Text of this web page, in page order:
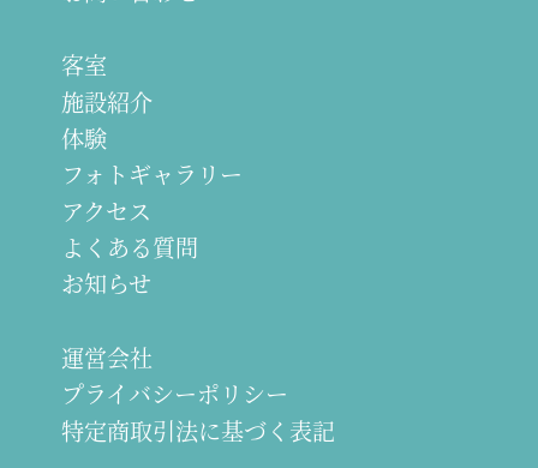
客室
施設紹介
体験
フォトギャラリー
アクセス
よくある質問
お知らせ
運営会社
プライバシーポリシー
特定商取引法に基づく表記